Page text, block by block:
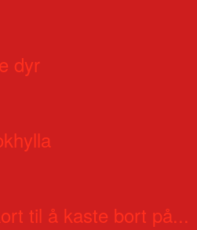
dyr
til å kaste bort på...